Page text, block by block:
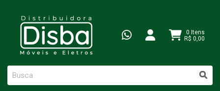
0 Itens
R$ 0,00